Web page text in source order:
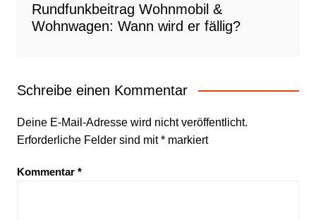
Rundfunkbeitrag Wohnmobil &
Wohnwagen: Wann wird er fällig?
Schreibe einen Kommentar
Deine E-Mail-Adresse wird nicht veröffentlicht.
Erforderliche Felder sind mit*markiert
Kommentar *